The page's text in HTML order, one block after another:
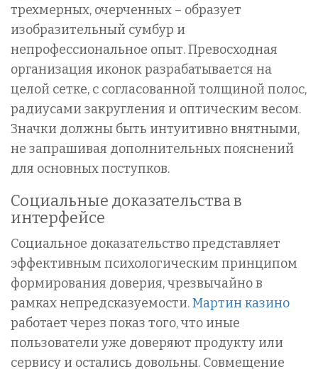
трехмерных, очерченных – образует
изобразительный сумбур и
непрофессиональное опыт. Превосходная
организация иконок разрабатывается на
целой сетке, с согласованной толщиной полос,
радиусами закругления и оптическим весом.
Значки должны быть интуитивно внятными,
не запрашивая дополнительных пояснений
для основных поступков.
Социальные доказательства в
интерфейсе
Социальное доказательство представляет
эффективным психологическим принципом
формирования доверия, чрезвычайно в
рамках непредсказуемости.Мартин казино
работает через показ того, что иные
пользователи уже доверяют продукту или
сервису и остались довольны. Совмещение